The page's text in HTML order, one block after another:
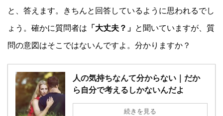
と、答えます。きちんと回答しているように思われるでし
ょう。確かに質問者は 「大丈夫？」 と聞いていますが、質
問の意図はそこではないんですよ。分かりますか？
人の気持ちなんて分からない｜だか
ら自分で考えるしかないんだよ
続きを見る